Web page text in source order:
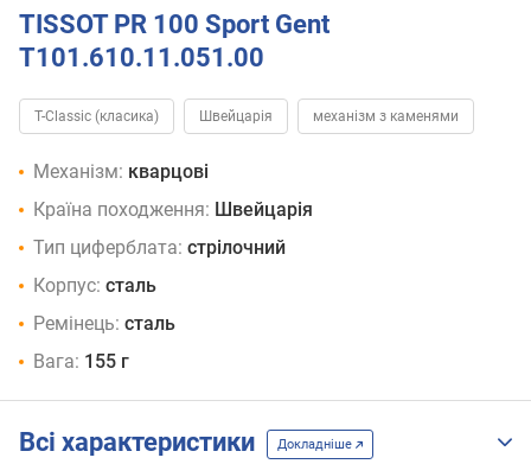
TISSOT PR 100 Sport Gent
T101.610.11.051.00
T-Classic (класика) Швейцарія механізм з каменями
Механізм: кварцові
Країна походження: Швейцарія
Тип циферблата: стрілочний
Корпус: сталь
Ремінець: сталь
Вага: 155 г
Всі характеристики Докладніше